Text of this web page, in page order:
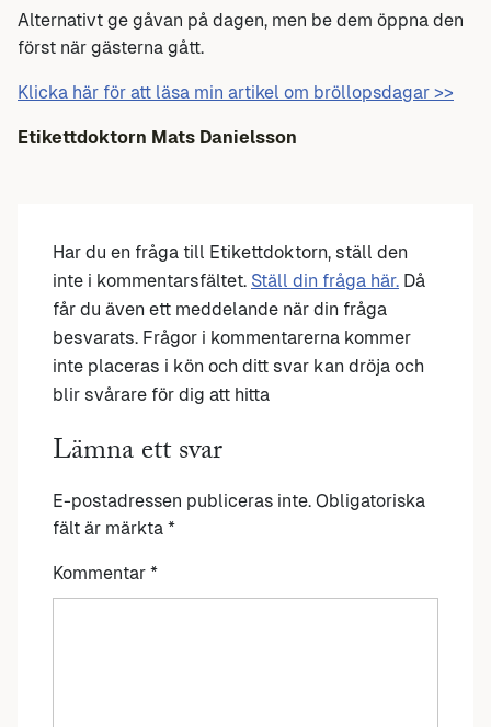
Alternativt ge gåvan på dagen, men be dem öppna den
först när gästerna gått.
Klicka här för att läsa min artikel om bröllopsdagar >>
Etikettdoktorn Mats Danielsson
Har du en fråga till Etikettdoktorn, ställ den
inte i kommentarsfältet. Ställ din fråga här. Då
får du även ett meddelande när din fråga
besvarats. Frågor i kommentarerna kommer
inte placeras i kön och ditt svar kan dröja och
blir svårare för dig att hitta
Lämna ett svar
E-postadressen publiceras inte. Obligatoriska
fält är märkta *
Kommentar *